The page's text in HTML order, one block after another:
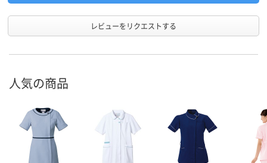
レビューをリクエストする
人気の商品